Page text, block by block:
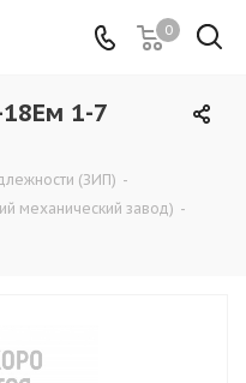
0
1-7
(ЗИП) -
механический завод) -